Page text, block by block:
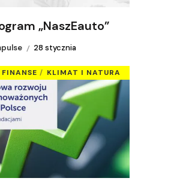
„NaszEauto”
28 stycznia
FINANSE KLIMAT I NATURA